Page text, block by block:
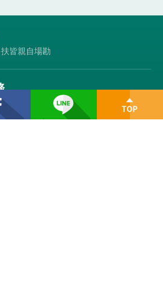
皆親自場勘
礙友善/員工旅遊等客製規劃